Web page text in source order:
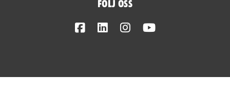
Följ oss
FacebookLinkedInInstagram